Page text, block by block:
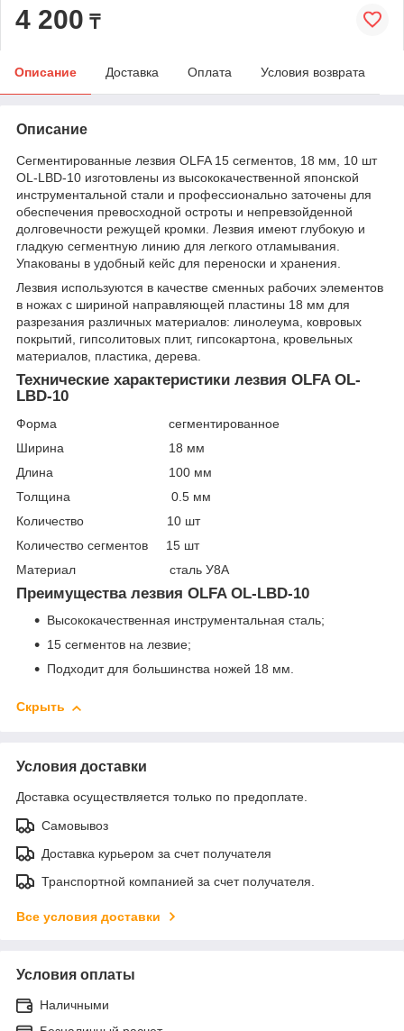
4 200 ₸
Описание Доставка Оплата Условия возврата
Описание
Сегментированные лезвия OLFA 15 сегментов, 18 мм, 10 шт
OL-LBD-10 изготовлены из высококачественной японской
инструментальной стали и профессионально заточены для
обеспечения превосходной остроты и непревзойденной
долговечности режущей кромки. Лезвия имеют глубокую и
гладкую сегментную линию для легкого отламывания.
Упакованы в удобный кейс для переноски и хранения.
Лезвия используются в качестве сменных рабочих элементов
в ножах с шириной направляющей пластины 18 мм для
разрезания различных материалов: линолеума, ковровых
покрытий, гипсолитовых плит, гипсокартона, кровельных
материалов, пластика, дерева.
Технические характеристики лезвия OLFA OL-
LBD-10
Форма сегментированное
Ширина 18 мм
Длина 100 мм
Толщина 0.5 мм
Количество 10 шт
Количество сегментов 15 шт
Материал сталь У8А
Преимущества лезвия OLFA OL-LBD-10
Высококачественная инструментальная сталь;
15 сегментов на лезвие;
Подходит для большинства ножей 18 мм.
Скрыть
Условия доставки
Доставка осуществляется только по предоплате.
Самовывоз
Доставка курьером за счет получателя
Транспортной компанией за счет получателя.
Все условия доставки
Условия оплаты
Наличными